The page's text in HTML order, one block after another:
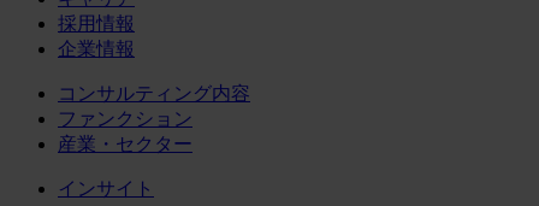
採用情報
企業情報
コンサルティング内容
ファンクション
産業・セクター
インサイト